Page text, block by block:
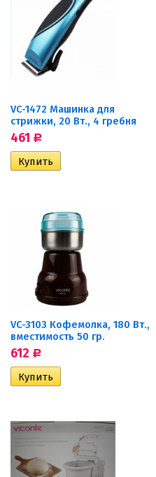
VC-1472 Машинка для
стрижки, 20 Вт., 4 гребня
461 Р
VC-3103 Кофемолка, 180 Вт.,
вместимость 50 гр.
612 Р